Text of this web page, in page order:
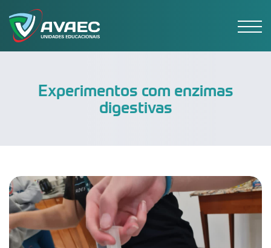
Experimentos com enzimas
digestivas